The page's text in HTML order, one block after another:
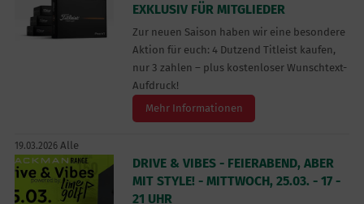
EXKLUSIV FÜR MITGLIEDER
Zur neuen Saison haben wir eine besondere
Aktion für euch: 4 Dutzend Titleist kaufen,
nur 3 zahlen – plus kostenloser Wunschtext-
Aufdruck!
Mehr Informationen
19.03.2026 Alle
DRIVE & VIBES - FEIERABEND, ABER
MIT STYLE! - MITTWOCH, 25.03. - 17 -
21 UHR